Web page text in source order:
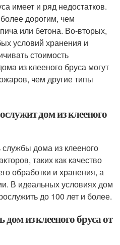
имеет и ряд недостатков.
дорогим, чем
или бетона. Во-вторых,
условий хранения и
стоимость
из клееного бруса могут
чем другие типы
дом из клееного
дома из клееного
таких как качество
обработки и хранения, а
В идеальных условиях дом
до 100 лет и более.
из клееного бруса от